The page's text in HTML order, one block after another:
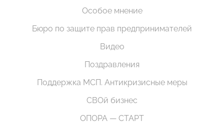
Особое мнение
Бюро по защите прав предпринимателей
Видео
Поздравления
Поддержка МСП. Антикризисные меры
СВОй бизнес
ОПОРА — СТАРТ